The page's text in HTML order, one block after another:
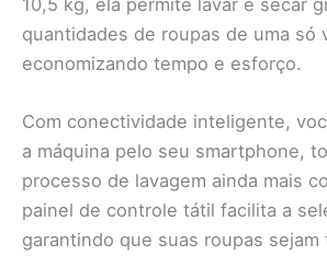
10,5 kg, ela permite lavar e secar
quantidades de roupas de uma só
economizando tempo e esforço.
Com conectividade inteligente,
a máquina pelo seu smartphone,
processo de lavagem ainda mais
painel de controle tátil facilita a
garantindo que suas roupas sejam